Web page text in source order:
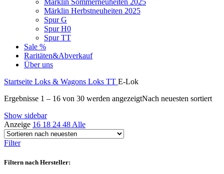
Märklin Sommerneuheiten 2025
Märklin Herbstneuheiten 2025
Spur G
Spur H0
Spur TT
Sale %
Raritäten&Abverkauf
Über uns
Startseite Loks & Wagons Loks TT E-Lok
Ergebnisse 1 – 16 von 30 werden angezeigtNach neuesten sortiert
Show sidebar
Anzeige 16 18 24 48 Alle
Filter
Filtern nach Hersteller: